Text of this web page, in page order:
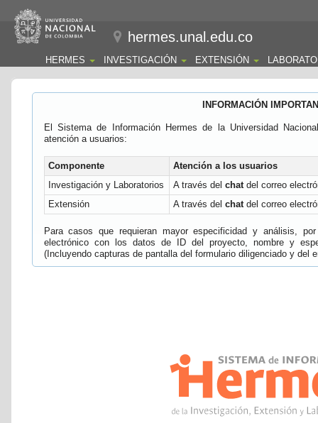
hermes.unal.edu.co
HERMES INVESTIGACIÓN EXTENSIÓN
INFORMACIÓN
El Sistema de Información Hermes de la Universidad
atención a usuarios:
Componente
Atención a los usuarios
Investigación y Laboratorios
A través del chatdel correo
Extensión
A través del chatdel correo
Para casos que requieran mayor especificidad y análisis,
electrónico con los datos de ID del proyecto, nombre y
(Incluyendo capturas de pantalla del formulario diligenciado y del